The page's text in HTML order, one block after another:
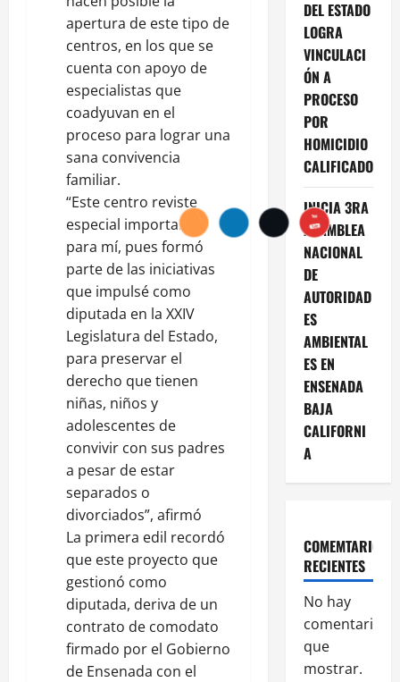
apertura de este tipo de
centros, en los que se
cuenta con apoyo de
especialistas que
coadyuvan en el
proceso para lograr una
sana convivencia
familiar.
“Este centro reviste
especial importancia
para mí, pues formó
parte de las iniciativas
que impulsé como
diputada en la XXIV
Legislatura del Estado,
para preservar el
derecho que tienen
niñas, niños y
adolescentes de
convivir con sus padres
a pesar de estar
separados o
divorciados”, afirmó
La primera edil recordó
que este proyecto que
gestionó como
diputada, deriva de un
contrato de comodato
firmado por el Gobierno
de Ensenada con el
DEL ESTADO
LOGRA
VINCULACI
ÓN A
PROCESO
POR
HOMICIDIO
CALIFICADO
INICIA 3RA
ASAMBLEA
NACIONAL
DE
AUTORIDAD
ES
AMBIENTAL
ES EN
ENSENADA
BAJA
CALIFORNI
A
COMEMTARIOS
RECIENTES
No hay
comentarios
que
mostrar.